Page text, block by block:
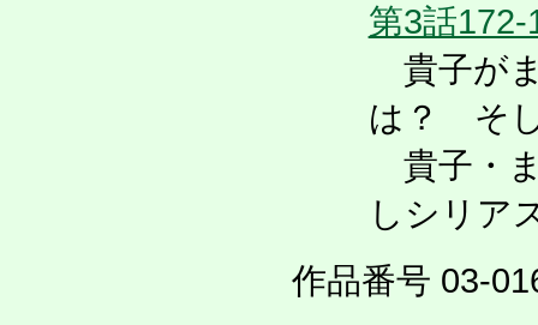
第3話172-
貴子が
は？ そ
貴子・
しシリア
作品番号 03-